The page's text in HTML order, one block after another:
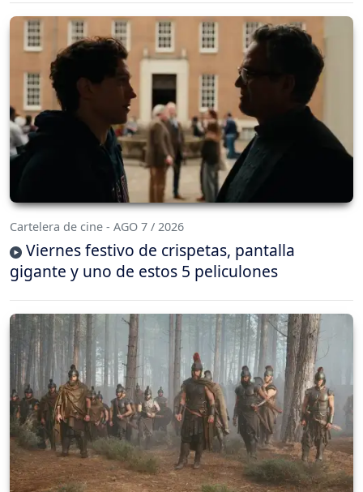
Cartelera de cine - AGO 7 / 2026
Viernes festivo de crispetas, pantalla
gigante y uno de estos 5 peliculones